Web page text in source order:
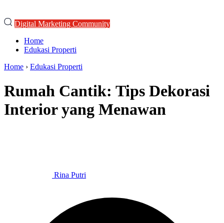
Digital Marketing Community
Home
Edukasi Properti
Home › Edukasi Properti
Rumah Cantik: Tips Dekorasi
Interior yang Menawan
Rina Putri